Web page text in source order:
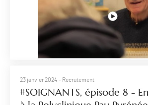
23 janvier 2024 - Recrutement
#SOIGNANTS, épisode 8 -